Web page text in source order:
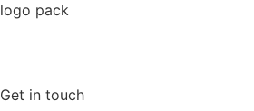
logo pack
Get in touch